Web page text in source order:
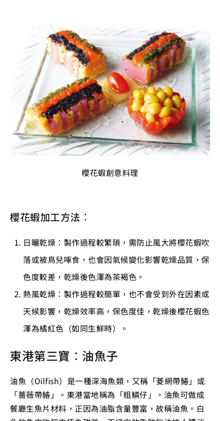
櫻花蝦創意料理
櫻花蝦加工方法：
日曬乾燥：製作過程較繁瑣，需防止風大將櫻花蝦吹
落或被鳥兒啄食，也會因氣候變化影響乾燥品質，保
色度較差，乾燥後色澤為茶褐色。
熱風乾燥：製作過程較簡單，也不會受到外在因素或
天候影響，乾燥效率高，保色度佳，乾燥後櫻花蝦色
澤為橘紅色（如同生鮮時）。
東港第三寶：油魚子
油魚（Oilfish）是一種深海魚類，又稱「菱網帶鰆」或
「薔薇帶鰆」。東港當地稱為「粗鱗仔」。油魚可做成
餐廳生魚片材料，正因為油脂含量豐富，故稱油魚。白